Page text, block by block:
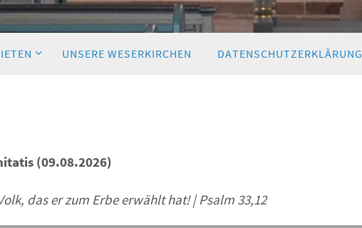
UNSERE WESERKIRCHEN DATENSCHUTZERKLÄRUNG
(09.08.2026)
das er zum Erbe erwählt hat! | Psalm 33,12